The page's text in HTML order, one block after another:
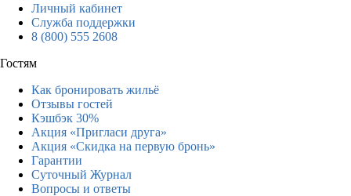
Личный кабинет
Служба поддержки
8 (800) 555 2608
Гостям
Как бронировать жильё
Отзывы гостей
Кэшбэк 30%
Акция «Пригласи друга»
Акция «Скидка на первую бронь»
Гарантии
Суточный Журнал
Вопросы и ответы